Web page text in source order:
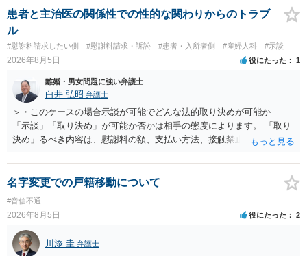
患者と主治医の関係性での性的な関わりからのトラブ
ル
#慰謝料請求したい側 #慰謝料請求・訴訟 #患者・入所者側 #産婦人科 #示談
2026年8月5日 役にたった 1
離婚・男女問題に強い弁護士
白井 弘昭 弁護士
＞・このケースの場合示談が可能でどんな法的取り決めが可能か
「示談」「取り決め」が可能か否かは相手の態度によります。 「取り
決め」るべき内容は、慰謝料の額、支払い方法、接触禁止条項、口外
なると思います。 おそらく、警察が事件化できないと述べた理由の一
つに、相手が、性的関係を否定したか、合意の上だったと虚偽の供述
をしたかがあると思われます。 そうすると、相手は、示談書を交わし
取り決めを行う意思はないと考えたほうが良いでしょう。 もし相手が
示談書を交わす意思があるのでしたら、上記の内容を入れれるだけ示
談書に入れてください。 ＞・この出来事によって関わった病院への相
談や報告はなぜ名誉毀損になるのか。 ただちに名誉棄損には当たりま
名字変更での戸籍移動について
#音信不通
2026年8月5日 役にたった 2
川添 圭 弁護士